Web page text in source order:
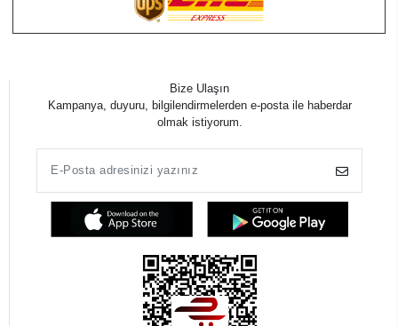
Bize Ulaşın
Kampanya, duyuru, bilgilendirmelerden e-posta ile haberdar
olmak istiyorum.